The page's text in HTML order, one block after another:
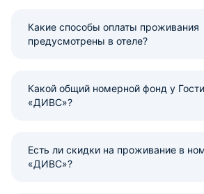
Какие способы оплаты проживания
предусмотрены в отеле?
Какой общий номерной фонд у
«ДИВС»?
Есть ли скидки на проживание в
«ДИВС»?